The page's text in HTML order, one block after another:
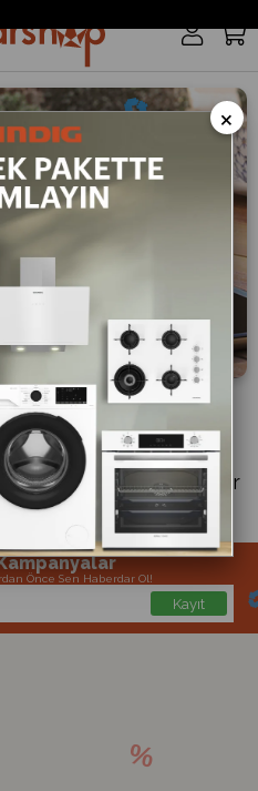
Özelliği
JAM, ihtiyaç
şarj edecek bir
Önce Sen Haberdar Ol!
Kayıt
×